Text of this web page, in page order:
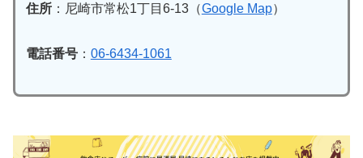
住所：尼崎市常松1丁目6-13（Google Map）
電話番号： 06-6434-1061